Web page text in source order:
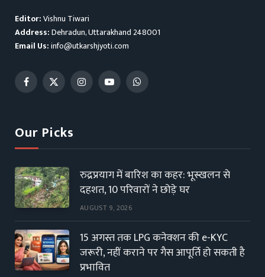
Editor:Vishnu Tiwari
Address:Dehradun, Uttarakhand 248001
Email Us:info@utkarshjyoti.com
Facebook
X
InstagramYouTubeWhatsApp
Our Picks
रुद्रप्रयाग में बारिश का कहर: भूस्खलन से
दहशत, 10 परिवारों ने छोड़े घर
AUGUST 9, 2026
15 अगस्त तक LPG कनेक्शन की e-KYC
जरूरी, नहीं कराने पर गैस आपूर्ति हो सकती है
प्रभावित